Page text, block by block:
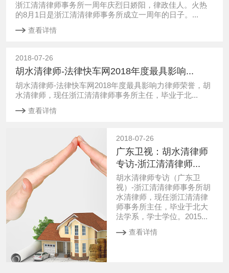
浙江清清律师事务所一周年庆烈日娇阳，律政佳人。火热
的8月1日是浙江清清律师事务所成立一周年的日子。...
查看详情
2018-07-26
胡水清律师-法律快车网2018年度最具影响...
胡水清律师-法律快车网2018年度最具影响力律师荣誉，胡
水清律师，现任浙江清清律师事务所主任，毕业于北...
查看详情
2018-07-26
广东卫视：胡水清律师
专访-浙江清清律师...
胡水清律师专访（广东卫
视）-浙江清清律师事务所胡
水清律师，现任浙江清清律
师事务所主任，毕业于北大
法学系，学士学位。2015...
查看详情